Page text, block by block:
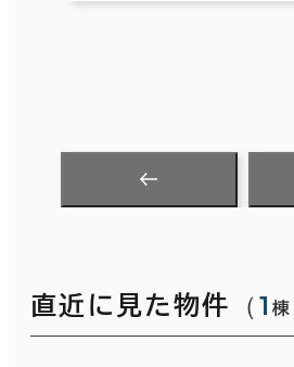
直近に見た物件 （1 棟